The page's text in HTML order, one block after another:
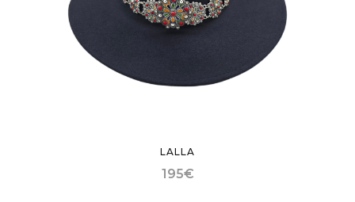
LALLA
195€